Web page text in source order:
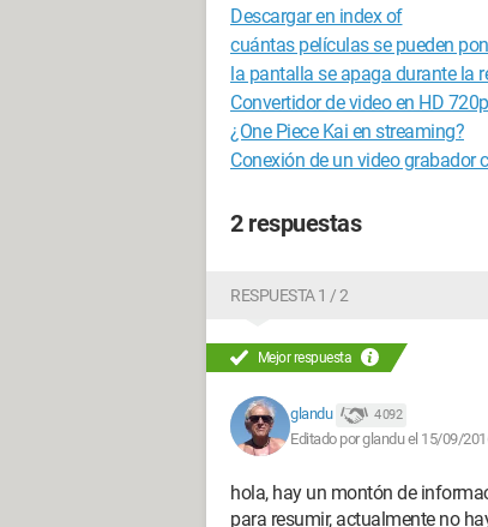
Descargar en index of
cuántas películas se pueden
la pantalla se apaga durante la
Convertidor de video en HD
¿One Piece Kai en streaming?
Conexión de un video grabador
2 respuestas
RESPUESTA 1 / 2
Mejor respuesta
glandu 4 092
Editado por glandu el 15/09/
hola, hay un montón de
para resumir, actualmente no